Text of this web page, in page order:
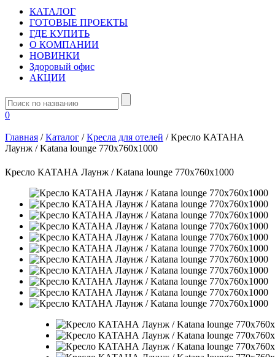
КАТАЛОГ
ГОТОВЫЕ ПРОЕКТЫ
ГДЕ КУПИТЬ
О КОМПАНИИ
НОВИНКИ
Здоровый офис
АКЦИИ
0
Главная / Каталог / Кресла для отелей / Кресло КАТАНА
Лаунж / Katana lounge 770x760x1000
Кресло КАТАНА Лаунж / Katana lounge 770x760x1000